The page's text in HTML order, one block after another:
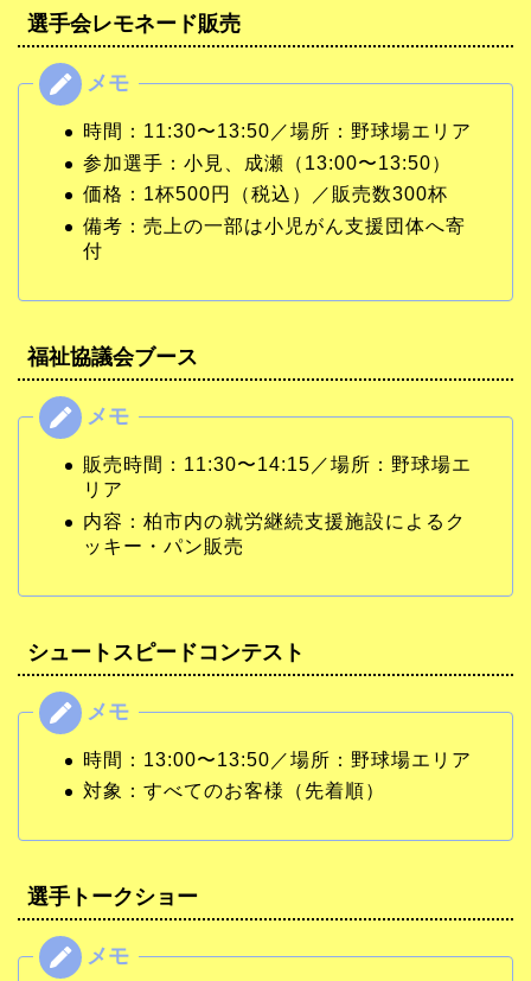
選手会レモネード販売
時間：11:30〜13:50／場所：野球場エリア
参加選手：小見、成瀬（13:00〜13:50）
価格：1杯500円（税込）／販売数300杯
備考：売上の一部は小児がん支援団体へ寄
付
福祉協議会ブース
販売時間：11:30〜14:15／場所：野球場エ
リア
内容：柏市内の就労継続支援施設によるク
ッキー・パン販売
シュートスピードコンテスト
時間：13:00〜13:50／場所：野球場エリア
対象：すべてのお客様（先着順）
選手トークショー